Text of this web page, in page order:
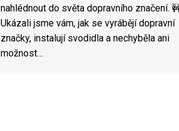
nahlédnout do světa dopravního značení.
Ukázali jsme vám, jak se vyrábějí dopravní
značky, instalují svodidla a nechyběla ani
možnost…